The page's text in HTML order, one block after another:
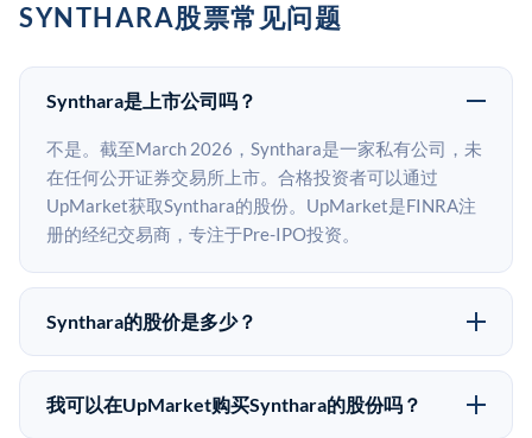
SYNTHARA股票常见问题
Synthara是上市公司吗？
不是。截至March 2026，Synthara是一家私有公司，未
在任何公开证券交易所上市。合格投资者可以通过
UpMarket获取Synthara的股份。UpMarket是FINRA注
册的经纪交易商，专注于Pre-IPO投资。
Synthara的股价是多少？
Synthara没有公开股价，因为它是一家私有公司。最近
的已知股价来自其最近一轮融资。 二级市场上的Pre-
我可以在UpMarket购买Synthara的股份吗？